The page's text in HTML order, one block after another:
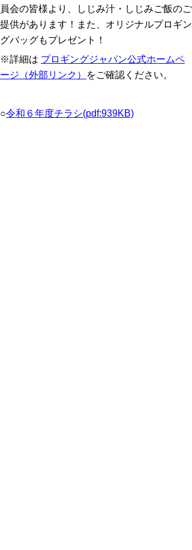
員会の皆様より、しじみ汁・しじみご飯のご
提供があります！また、オリジナルプロギン
グバッグもプレゼント！
※詳細は プロギングジャパン公式ホームペ
ージ（外部リンク）
をご確認ください。
○令和６年度チラシ(pdf:939KB)